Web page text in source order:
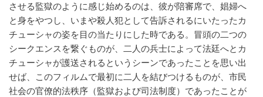
させる監獄のように感じ始めるのは、彼が陪審席で、娼婦へ
と身をやつし、いまや殺人犯として告訴されるにいたったカ
チューシャの姿を目の当たりにした時である。冒頭の二つの
シークエンスを繋ぐものが、二人の兵士によって法廷へとカ
チューシャが護送されるというシーンであったことを思い出
せば、このフィルムで最初に二人を結びつけるものが、市民
社会の官僚的法秩序（監獄および司法制度）であったことが